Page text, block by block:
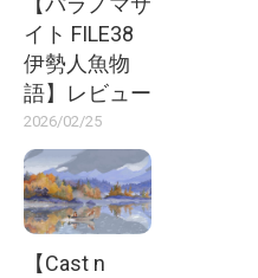
イト FILE38
伊勢人魚物
語】レビュー
2026/02/25
【Cast n